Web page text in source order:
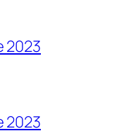
2023
2023